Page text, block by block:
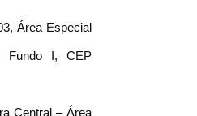
Área Especial
Fundo I, CEP
Central – Área